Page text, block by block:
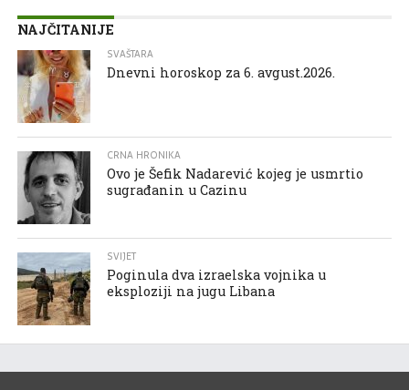
NAJČITANIJE
SVAŠTARA
Dnevni horoskop za 6. avgust.2026.
CRNA HRONIKA
Ovo je Šefik Nadarević kojeg je usmrtio
sugrađanin u Cazinu
SVIJET
Poginula dva izraelska vojnika u
eksploziji na jugu Libana